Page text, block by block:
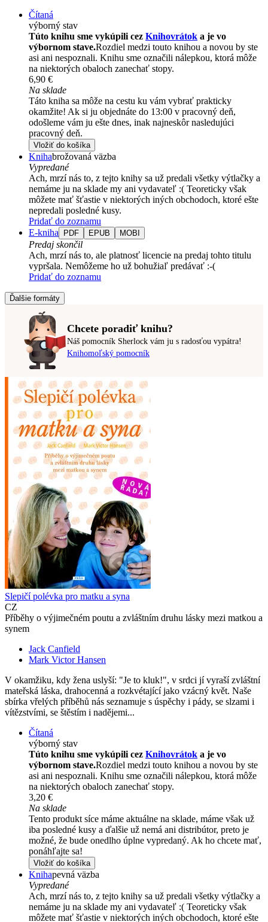
Čítaná
výborný stav
Túto knihu sme vykúpili cez Knihovrátok a je vo
výbornom stave.Rozdiel medzi touto knihou a novou by ste
asi ani nespoznali. Knihu sme označili nálepkou, ktorá môže
na niektorých obaloch zanechať stopy.
6,90 €
Na sklade
Táto kniha sa môže na cestu ku vám vybrať prakticky
okamžite! Ak si ju objednáte do 13:00 v pracovný deň,
odošleme vám ju ešte dnes, inak najneskôr nasledujúci
pracovný deň.
Vložiť do košíka
Knihabrožovaná väzba
Vypredané
Ach, mrzí nás to, z tejto knihy sa už predali všetky výtlačky a
nemáme ju na sklade my ani vydavateľ :( Teoreticky však
môžete mať šťastie v niektorých iných obchodoch, ktoré ešte
nepredali posledné kusy.
Pridať do zoznamu
E-kniha
PDF EPUB MOBI
Predaj skončil
Ach, mrzí nás to, ale platnosť licencie na predaj tohto titulu
vypršala. Nemôžeme ho už bohužiaľ predávať :-(
Pridať do zoznamu
Ďalšie formáty
Chcete poradiť knihu?
Náš pomocník Sherlock vám ju s radosťou vypátra!
Knihomoľský pomocník
Slepičí polévka pro matku a syna
CZ
Příběhy o výjimečném poutu a zvláštním druhu lásky mezi matkou a
synem
Jack Canfield
Mark Victor Hansen
V okamžiku, kdy žena uslyší: "Je to kluk!", v srdci jí vyraší zvláštní
mateřská láska, drahocenná a rozkvétající jako vzácný květ. Naše
sbírka vřelých příběhů nás seznamuje s úspěchy i pády, se slzami i
vítězstvími, se štěstím i nadějemi...
Čítaná
výborný stav
Túto knihu sme vykúpili cez Knihovrátok a je vo
výbornom stave.Rozdiel medzi touto knihou a novou by ste
asi ani nespoznali. Knihu sme označili nálepkou, ktorá môže
na niektorých obaloch zanechať stopy.
3,20 €
Na sklade
Tento produkt síce máme aktuálne na sklade, máme však už
iba posledné kusy a ďalšie už nemá ani distribútor, preto je
možné, že bude onedlho úplne vypredaný. Ak ho chcete mať,
ponáhľajte sa!
Vložiť do košíka
Knihapevná väzba
Vypredané
Ach, mrzí nás to, z tejto knihy sa už predali všetky výtlačky a
nemáme ju na sklade my ani vydavateľ :( Teoreticky však
môžete mať šťastie v niektorých iných obchodoch, ktoré ešte